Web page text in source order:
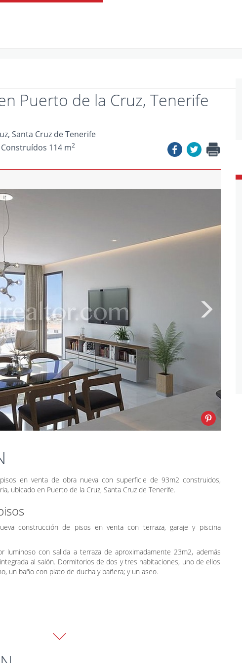
Puerto de la Cruz, Tenerife
Santa Cruz de Tenerife
114 m2
de la ciudad
de la ciudad
en venta de obra nueva con superficie de 93m2 construidos,
ubicado en Puerto de la Cruz, Santa Cruz de Tenerife.
construcción de pisos en venta con terraza, garaje y piscina
luminoso con salida a terraza de aproximadamente 23m2, además
al salón. Dormitorios de dos y tres habitaciones, uno de ellos
un baño con plato de ducha y bañera; y un aseo.